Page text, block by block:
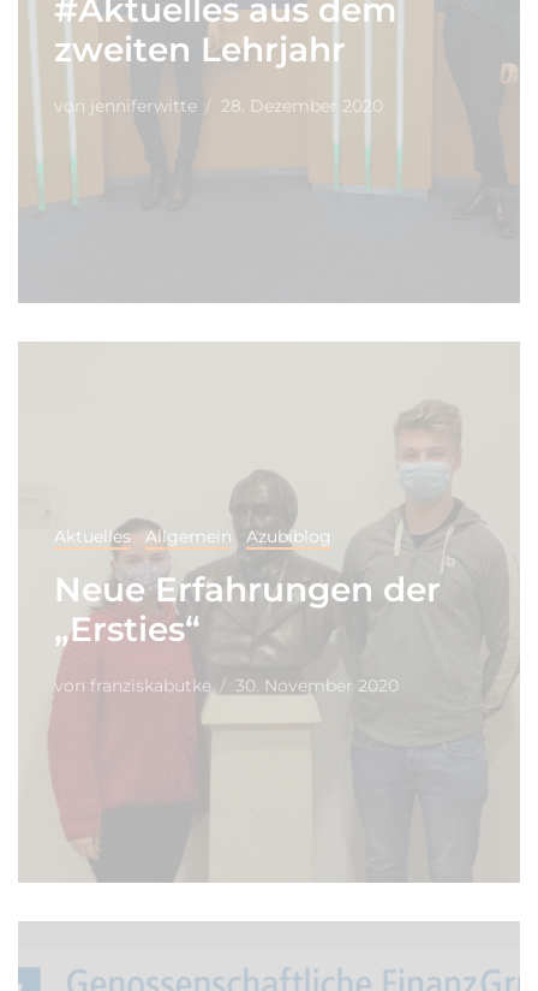
#Aktuelles aus dem
zweiten Lehrjahr
von jenniferwitte 28. Dezember 2020
Aktuelles Allgemein Azubiblog
Neue Erfahrungen der
„Ersties“
von franziskabutke 30. November 2020